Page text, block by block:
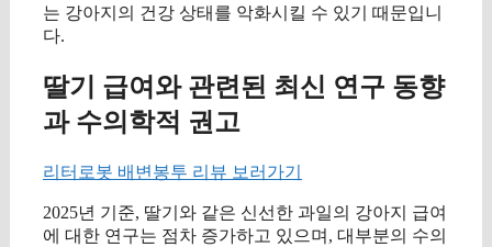
는 강아지의 건강 상태를 악화시킬 수 있기 때문입니
다.
딸기 급여와 관련된 최신 연구 동향
과 수의학적 권고
리터로봇 배변봉투 리뷰 보러가기
2025년 기준, 딸기와 같은 신선한 과일의 강아지 급여
에 대한 연구는 점차 증가하고 있으며, 대부분의 수의